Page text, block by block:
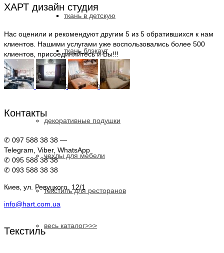
ткань в детскую
ткань блэкаут
для ресторана
декоративные подушки
чехлы для мебели
текстиль для ресторанов
весь каталог>>>
ХАРТ дизайн студия
Нас оценили и рекомендуют другим 5 из 5 обратившихся к нам
клиентов. Нашими услугами уже воспользовались более 500
клиентов, присоединяйтесь и Вы!!!
Контакты
✆ 097 588 38 38 —
Telegram, Viber, WhatsApp
✆ 095 588 38 38
✆ 093 588 38 38
Киев, ул. Ревуцкого, 12/1
info@hart.com.ua
Текстиль